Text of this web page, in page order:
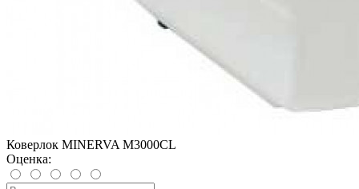
Коверлок MINERVA M3000CL
Оценка: